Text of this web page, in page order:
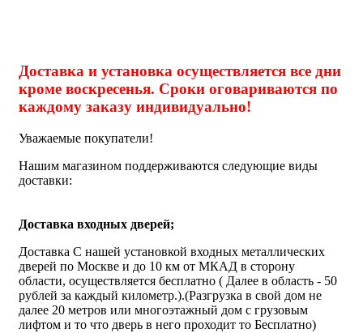
Доставка и установка осуществляется все дни
кроме воскресенья. Сроки оговариваются по
каждому заказу индивидуально!
Уважаемые покупатели!
Нашим магазином поддерживаются следующие виды
доставки:
Доставка входных дверей;
Доставка С нашей установкой входных металлических
дверей по Москве и до 10 км от МКАД в сторону
области, осуществляется бесплатно ( Далее в область - 50
рублей за каждый километр.).(Разгрузка в свой дом не
далее 20 метров или многоэтажный дом с грузовым
лифтом и то что дверь в него проходит то Бесплатно)